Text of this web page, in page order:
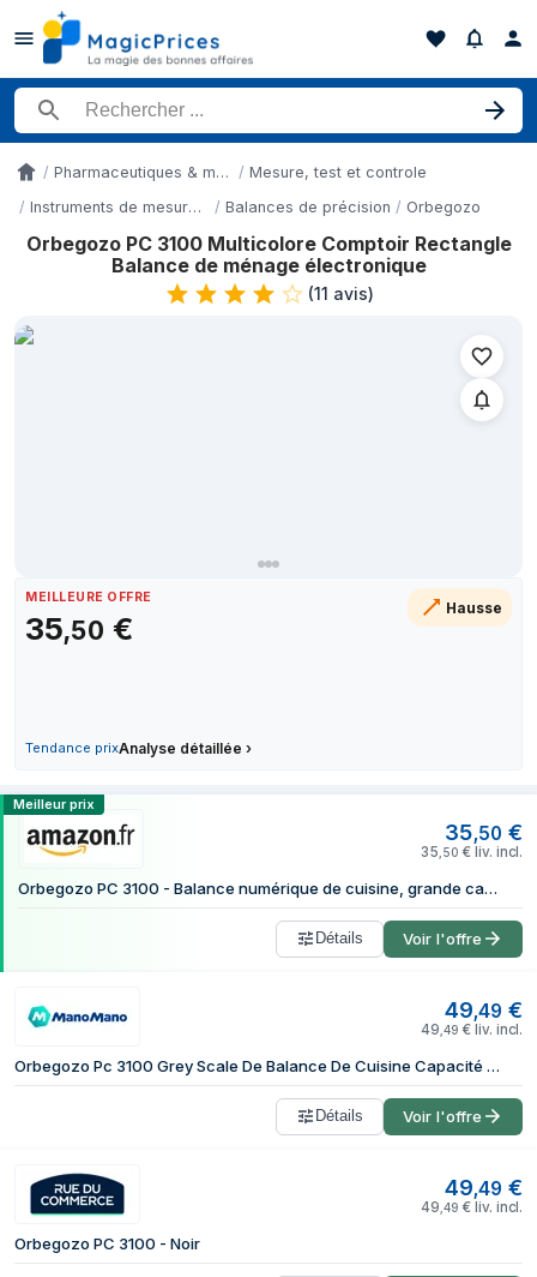
Rechercher un produit
Accueil Pharmaceutiques & médicaments
Mesure, test et controle
Instruments de mesure du poids
Balances de précision Orbegozo
Orbegozo PC 3100 Multicolore Comptoir Rectangle
Balance de ménage électronique
(11 avis)
MEILLEURE OFFRE
35,50 €
Hausse
Tendance prixAnalyse détaillée ›
Historique des prix de Orbegozo PC 3100 Multicolore
Date
16 mai 2026
28 juin 2026
3 juillet 2026
11 juillet 2026
7 août 2026
Comparer les prix de Orbegozo PC
Meilleur prix
35,50 €
35 50 € liv. incl.
Orbegozo PC 3100 - Balance numérique de cuisine, grande capacité jusqu’à 40 kg, surface en inox, échelle de 2 g, écran LCD
Détails Voir l'offre
49,49 €
49 49 € liv. incl.
Orbegozo Pc 3100 Grey Scale De Balance De Cuisine Capacité Maximale 40kg Échelle 2g Acier Inoxydable Affichage Lcd Et Arrêt Automatique
Détails Voir l'offre
49,49 €
49 49 € liv. incl.
Orbegozo PC 3100 - Noir